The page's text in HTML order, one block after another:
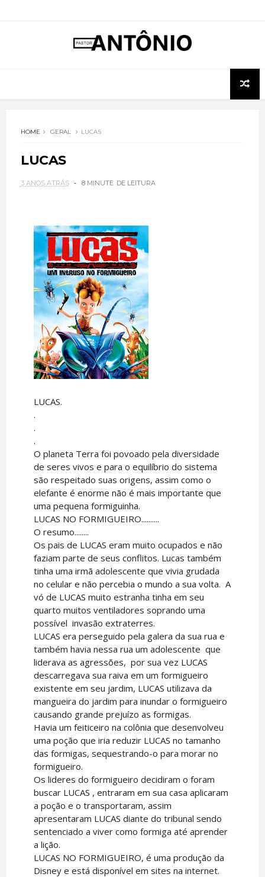
HOME GERAL LUCAS
LUCAS
3 ANOS ATRÁS 8 MINUTE DE LEITURA
LUCAS.
.
.
.
O planeta Terra foi povoado pela diversidade
de seres vivos e para o equilíbrio do sistema
são respeitado suas origens, assim como o
elefante é enorme não é mais importante que
uma pequena formiguinha.
LUCAS NO FORMIGUEIRO..........
O resumo........
Os pais de LUCAS eram muito ocupados e não
faziam parte de seus conflitos. Lucas também
tinha uma irmã adolescente que vivia grudada
no celular e não percebia o mundo a sua volta. A
vó de LUCAS muito estranha tinha em seu
quarto muitos ventiladores soprando uma
possível invasão extraterres.
LUCAS era perseguido pela galera da sua rua e
também havia nessa rua um adolescente que
liderava as agressões, por sua vez LUCAS
descarregava sua raiva em um formigueiro
existente em seu jardim, LUCAS utilizava da
mangueira do jardim para inundar o formigueiro
causando grande prejuízo as formigas.
Havia um feiticeiro na colônia que desenvolveu
uma poção que iria reduzir LUCAS no tamanho
das formigas, sequestrando-o para morar no
formigueiro.
Os lideres do formigueiro decidiram o foram
buscar LUCAS , entraram em sua casa aplicaram
a poção e o transportaram, assim
apresentaram LUCAS diante do tribunal sendo
sentenciado a viver como formiga até aprender
a lição.
LUCAS NO FORMIGUEIRO, é uma produção da
Disney e está disponível em sites na internet.